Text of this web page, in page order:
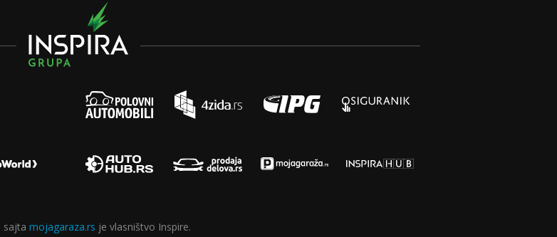
sajta mojagaraza.rs je vlasništvo Inspire.